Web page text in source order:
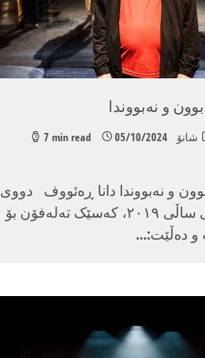
و نەبووندا
شانۆ 05/10/2024
7 min read
و نەبووندا دانا ڕەئووف دووی
مانگی هەشتی ساڵی ٢٠١٩، کەسێک تەلەفۆن بۆ
و دەڵێت:...